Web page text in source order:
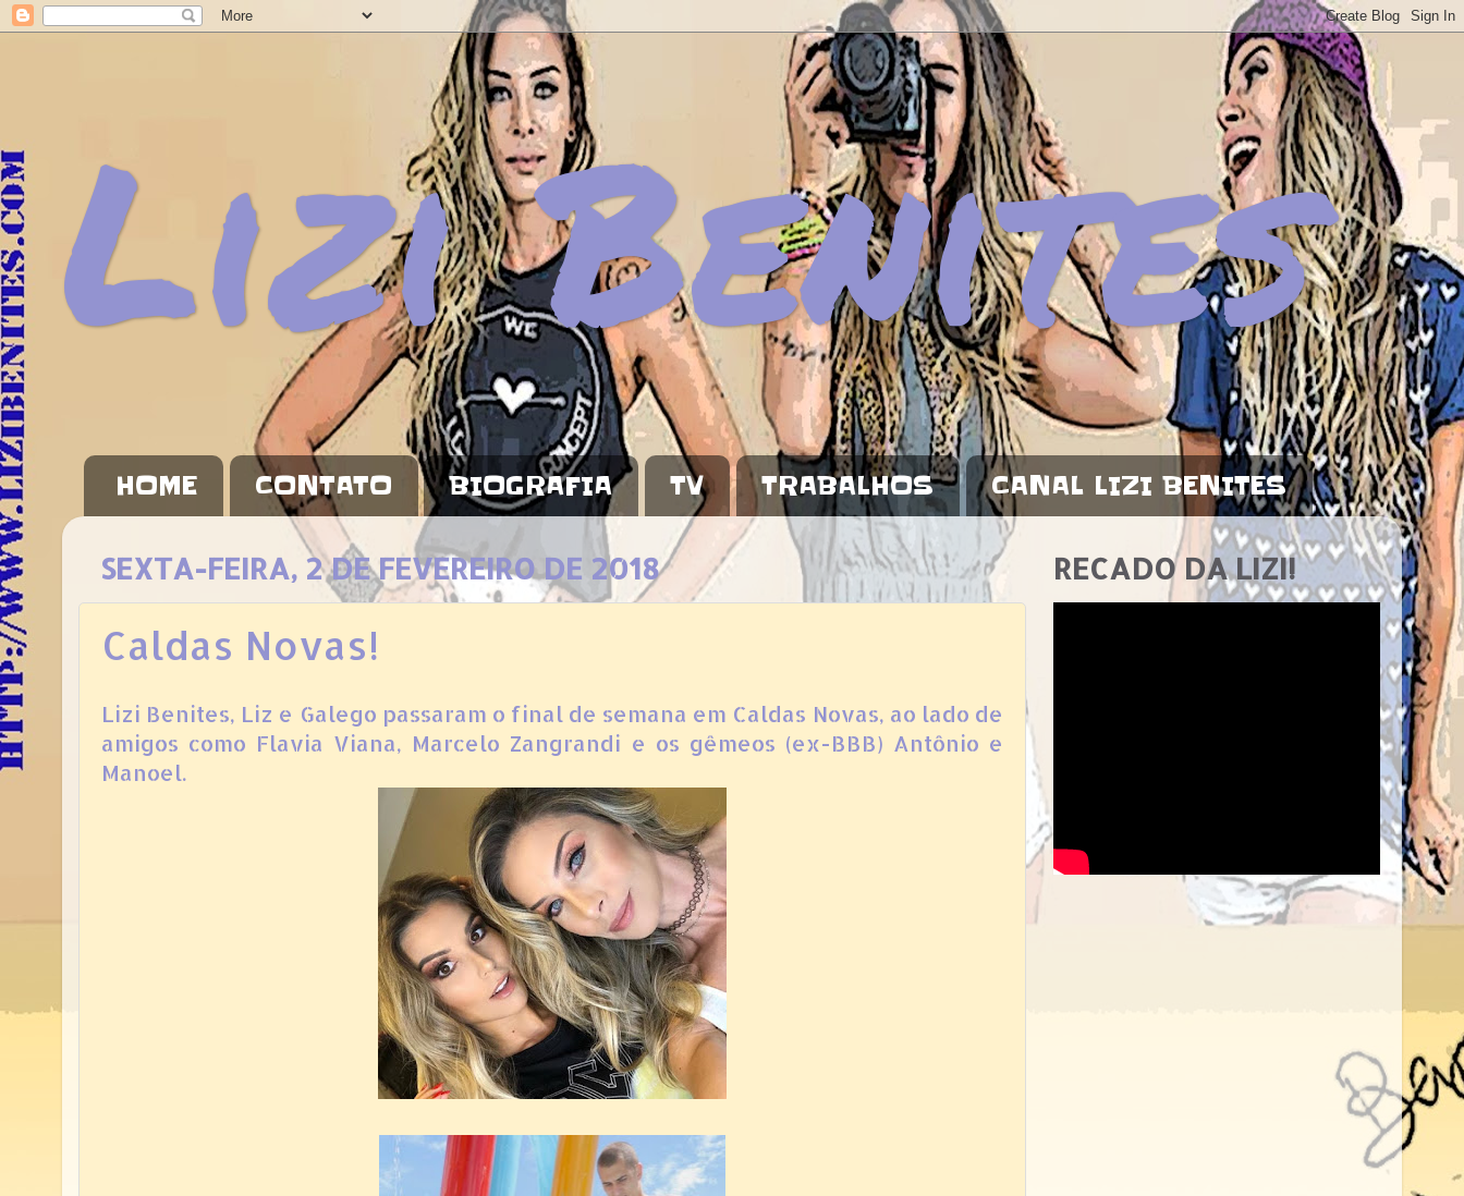
Lizi Benites
HOME CONTATO BIOGRAFIA TV TRABALHOS CANAL LIZI BENITES
SEXTA-FEIRA, 2 DE FEVEREIRO DE 2018
Caldas Novas!
Lizi Benites, Liz e Galego passaram o final de semana em Caldas Novas, ao lado de
amigos como Flavia Viana, Marcelo Zangrandi e os gêmeos (ex-BBB) Antônio e
Manoel.
RECADO DA LIZI!